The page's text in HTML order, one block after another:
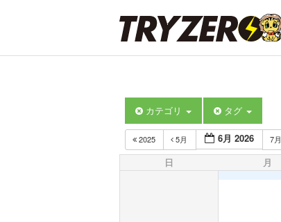
カテゴリ タグ
2025 5月 6月 2026 7月
日 月